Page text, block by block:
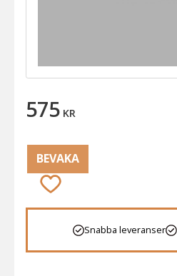
575 KR
Lägg till i favoriter
BEVAKA
Snabba leveranser